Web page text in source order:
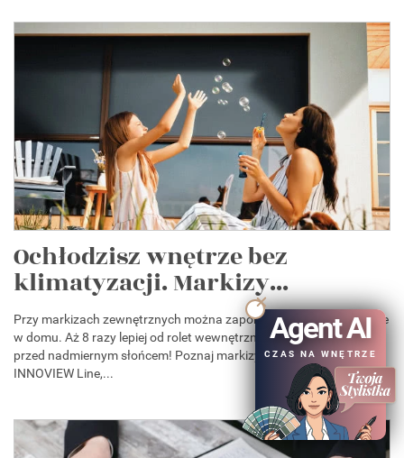
Ochłodzisz wnętrze bez
klimatyzacji. Markizy...
Przy markizach zewnętrznych można zapomnieć o upale i duchocie
w domu. Aż 8 razy lepiej od rolet wewnętrznych zabezpieczają
przed nadmiernym słońcem! Poznaj markizy pionowe FAKRO
INNOVIEW Line,...
Agent AI
CZAS NA WNĘTRZE